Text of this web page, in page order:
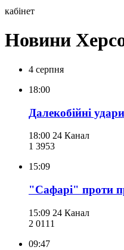
кабінет
Новини
4 серпня
18:00
Далекобійні
18:00 24 Канал
1 3953
15:09
"Сафарі" проти
15:09 24 Канал
2 011 1
09:47